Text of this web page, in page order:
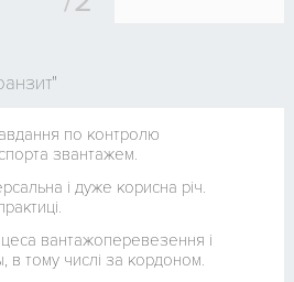
по контролю
звантажем.
і дуже корисна річ.
вантажоперевезення і
в тому числі за кордоном.